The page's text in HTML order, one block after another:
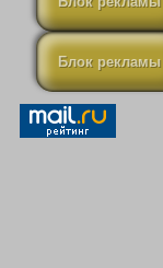
Блок рекламы